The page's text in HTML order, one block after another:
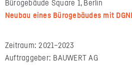
Bürogebäude Square 1, Berlin
Neubau eines Bürogebäudes mit
Zeitraum: 2021–2023
Auftraggeber: BAUWERT AG